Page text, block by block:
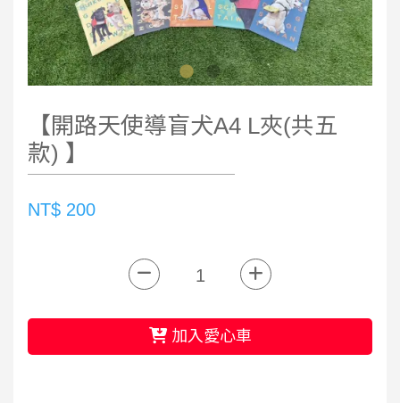
【開路天使導盲犬A4 L夾(共五
款) 】
NT$ 200
加入愛心車